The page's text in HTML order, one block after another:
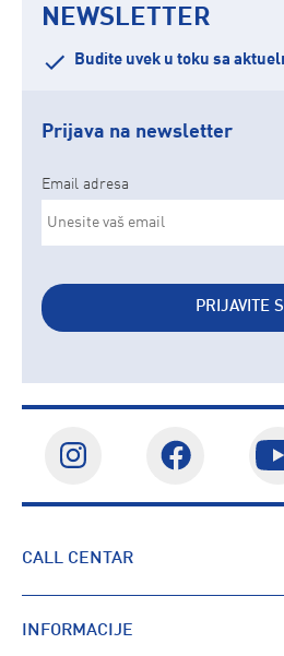
NEWSLETTER
Budite uvek u toku sa
Prijava na newsletter
Email adresa
PRIJAVITE
CALL CENTAR
INFORMACIJE